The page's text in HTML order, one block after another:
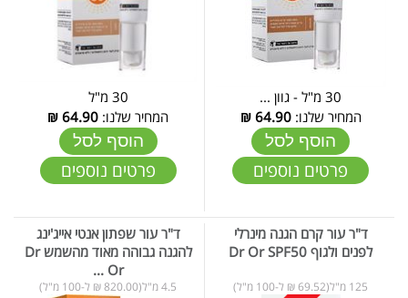
30 מ"ל - גוון ...
המחיר שלנו:64.90
₪
הוסף לסל
פרטים נוספים
30 מ"ל
המחיר שלנו: 64.90
₪
הוסף לסל
פרטים נוספים
ד"ר עור קרם הגנה מינרלי
לפנים ולגוף Dr Or SPF50
125 מ"ל(69.52 ₪ ל-100 מ"ל)
ד"ר עור שפתון אנטי אייג'ינג
להגנה גבוהה מאוד מהשמש Dr
Or ...
4.5 מ"ל(820.00 ₪ ל-100 מ"ל)